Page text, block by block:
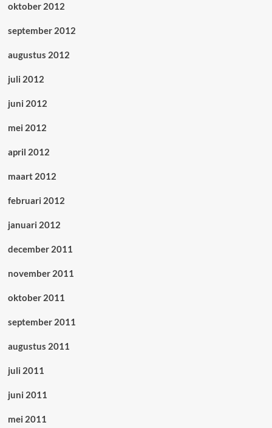
oktober 2012
september 2012
augustus 2012
juli 2012
juni 2012
mei 2012
april 2012
maart 2012
februari 2012
januari 2012
december 2011
november 2011
oktober 2011
september 2011
augustus 2011
juli 2011
juni 2011
mei 2011